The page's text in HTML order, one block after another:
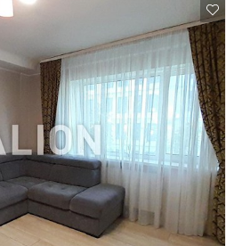
проживания, так и для
Функциональная и
жилые комнаты и просторная
на
Выполнен качественный ремонт.
мебелью и техникой
плита, духовой шкаф,
с сушилкой, бойлер,
премиальные
теплый пол. Выбрав эту квартиру,
свои вещи! Ориентиры: парк
Индустриальный мост.
скоростного трамвая — быстрый
ЖК и инфраструктуре: